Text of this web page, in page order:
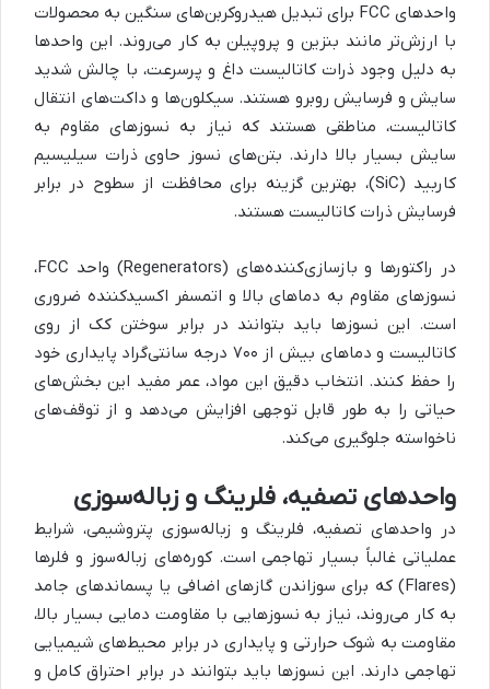
واحدهای FCC برای تبدیل هیدروکربن‌های سنگین به محصولات
با ارزش‌تر مانند بنزین و پروپیلن به کار می‌روند. این واحدها
به دلیل وجود ذرات کاتالیست داغ و پرسرعت، با چالش شدید
سایش و فرسایش روبرو هستند. سیکلون‌ها و داکت‌های انتقال
کاتالیست، مناطقی هستند که نیاز به نسوزهای مقاوم به
سایش بسیار بالا دارند. بتن‌های نسوز حاوی ذرات سیلیسیم
کاربید (SiC)، بهترین گزینه برای محافظت از سطوح در برابر
فرسایش ذرات کاتالیست هستند.
در راکتورها و بازسازی‌کننده‌های (Regenerators) واحد FCC،
نسوزهای مقاوم به دماهای بالا و اتمسفر اکسیدکننده ضروری
است. این نسوزها باید بتوانند در برابر سوختن کک از روی
کاتالیست و دماهای بیش از ۷۰۰ درجه سانتی‌گراد پایداری خود
را حفظ کنند. انتخاب دقیق این مواد، عمر مفید این بخش‌های
حیاتی را به طور قابل توجهی افزایش می‌دهد و از توقف‌های
ناخواسته جلوگیری می‌کند.
واحدهای تصفیه، فلرینگ و زباله‌سوزی
در واحدهای تصفیه، فلرینگ و زباله‌سوزی پتروشیمی، شرایط
عملیاتی غالباً بسیار تهاجمی است. کوره‌های زباله‌سوز و فلرها
(Flares) که برای سوزاندن گازهای اضافی یا پسماندهای جامد
به کار می‌روند، نیاز به نسوزهایی با مقاومت دمایی بسیار بالا،
مقاومت به شوک حرارتی و پایداری در برابر محیط‌های شیمیایی
تهاجمی دارند. این نسوزها باید بتوانند در برابر احتراق کامل و